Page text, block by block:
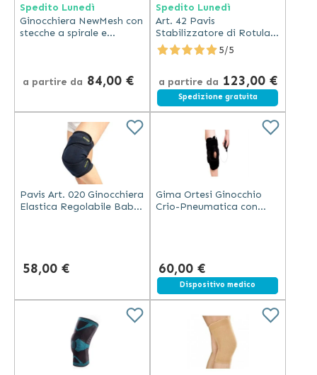
Spedito Lunedì
Ginocchiera NewMesh con
stecche a spirale e
a partire da 84,00 €
Spedito Lunedì
Art. 42 Pavis
Stabilizzatore di Rotula
con Foro Rotuleo
5/5
a partire da 123,00 €
Spedizione gratuita
Pavis Art. 020 Ginocchiera
Elastica Regolabile Baby,
58,00 €
Gima Ortesi Ginocchio
Crio-Pneumatica con
60,00 €
Spedizione gratuita
Dispositivo medico